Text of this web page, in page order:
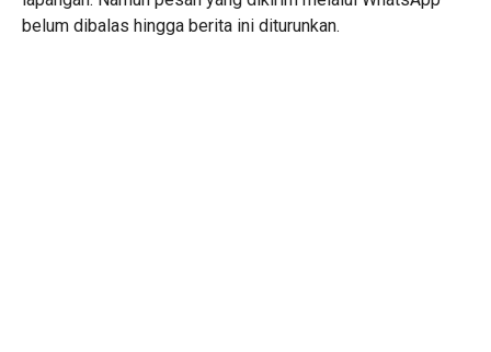
belum dibalas hingga berita ini diturunkan.